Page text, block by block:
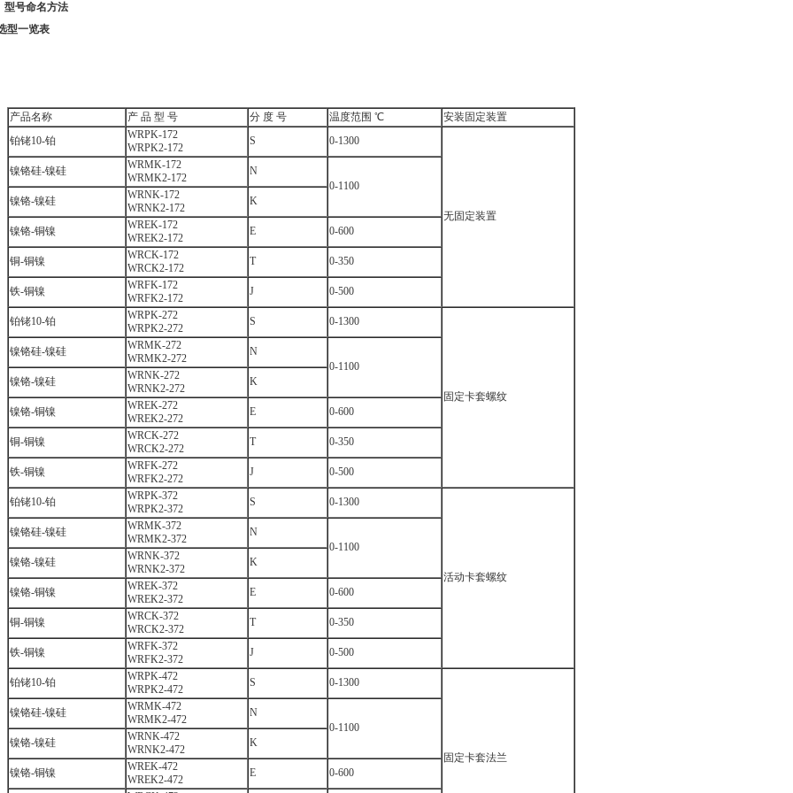
型号命名方法
型一览表
产品名称 产 品 型 号 分 度 号 温度范围 ℃
安装固定装置
铂铑10-铂
WRPK-172
WRPK2-172
S 0-1300
无固定装置
镍铬硅-镍硅
WRMK-172
WRMK2-172
N
0-1100
镍铬-镍硅
WRNK-172
WRNK2-172
K
镍铬-铜镍
WREK-172
WREK2-172
E 0-600
铜-铜镍
WRCK-172
WRCK2-172
T 0-350
铁-铜镍
WRFK-172
WRFK2-172
J 0-500
铂铑10-铂
WRPK-272
WRPK2-272
S 0-1300
固定卡套螺纹
镍铬硅-镍硅
WRMK-272
WRMK2-272
N
0-1100
镍铬-镍硅
WRNK-272
WRNK2-272
K
镍铬-铜镍
WREK-272
WREK2-272
E 0-600
铜-铜镍
WRCK-272
WRCK2-272
T 0-350
铁-铜镍
WRFK-272
WRFK2-272
J 0-500
铂铑10-铂
WRPK-372
WRPK2-372
S 0-1300
活动卡套螺纹
镍铬硅-镍硅
WRMK-372
WRMK2-372
N
0-1100
镍铬-镍硅
WRNK-372
WRNK2-372
K
镍铬-铜镍
WREK-372
WREK2-372
E 0-600
铜-铜镍
WRCK-372
WRCK2-372
T 0-350
铁-铜镍
WRFK-372
WRFK2-372
J 0-500
铂铑10-铂
WRPK-472
WRPK2-472
S 0-1300
固定卡套法兰
镍铬硅-镍硅
WRMK-472
WRMK2-472
N
0-1100
镍铬-镍硅
WRNK-472
WRNK2-472
K
镍铬-铜镍
WREK-472
WREK2-472
E
0-600